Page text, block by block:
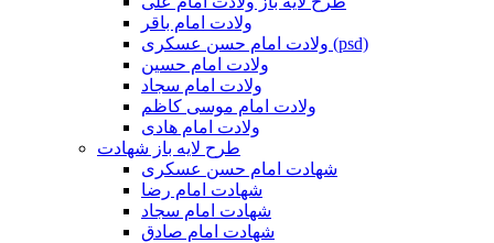
ولادت امام باقر
ولادت امام حسن عسکری (psd)
ولادت امام حسین
ولادت امام سجاد
ولادت امام موسی کاظم
ولادت امام هادی
طرح لایه باز شهادت
شهادت امام حسن عسکری
شهادت امام رضا
شهادت امام سجاد
شهادت امام صادق